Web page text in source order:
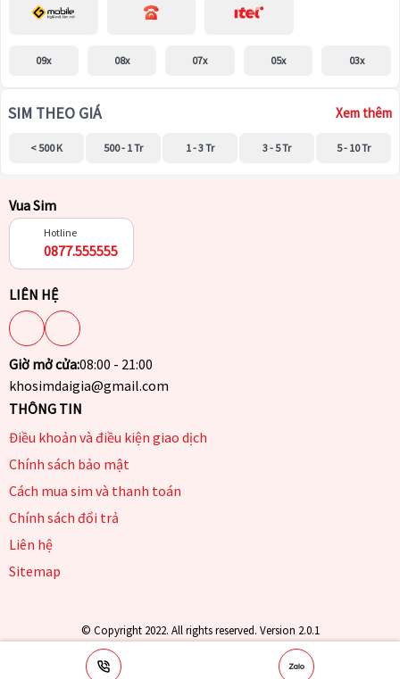
09x 08x 07x 05x 03x
SIM THEO GIÁ Xem thêm
< 500 K 500 - 1 Tr 1 - 3 Tr 3 - 5 Tr 5 - 10 Tr
Vua Sim
Hotline
0877.555555
LIÊN HỆ
Giờ mở cửa:08:00 - 21:00
khosimdaigia@gmail.com
THÔNG TIN
Điều khoản và điều kiện giao dịch
Chính sách bảo mật
Cách mua sim và thanh toán
Chính sách đổi trả
Liên hệ
Sitemap
© Copyright 2022. All rights reserved. Version 2.0.1